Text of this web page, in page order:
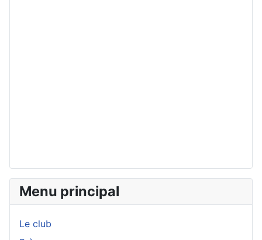
Menu principal
Le club